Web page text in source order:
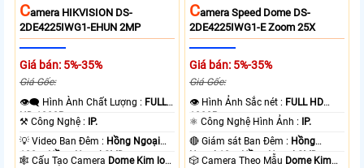
CAmera HIKVISION DS-
2DE4225IWG1-EHUN 2MP
Giá bán: 5%-35%
Giá Gốc:
👁️‍🗨 Hình Ành Chất Lượng : FULL
HD 1080P .
⚒ Công Nghệ :
IP.
💡 Video Ban Đêm : Hồng Ngoại
100m Hồng Ngoại SMD.
🕸️ Cấu Tạo Camera Dome Kim loại
CAmera Speed Dome DS-
2DE4225IWG1-E Zoom 25X
Giá bán: 5%-35%
Giá Gốc:
👁 Hình Ảnh Sắc nét : FULL HD
1080P .
⚛️ Công Nghệ Hình Ảnh :
IP.
🔴 Giám sát Ban Đêm : Hồng
Ngoại 10m Hồng Ngoại SMD.
🎲 Camera Theo Mẫu Dome Kim